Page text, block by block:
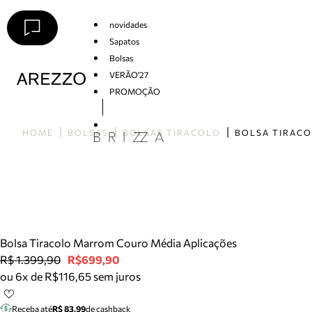
novidades
Sapatos
Bolsas
VERÃO'27
PROMOÇÃO
HOME BOLSAS BOLSAS TIRACOLO
Bolsa Tiracolo Marrom Couro Média Aplicações
R$ 1.399,90 R$699,90
ou 6x de R$116,65 sem juros
Receba atéR$ 83,99de cashback